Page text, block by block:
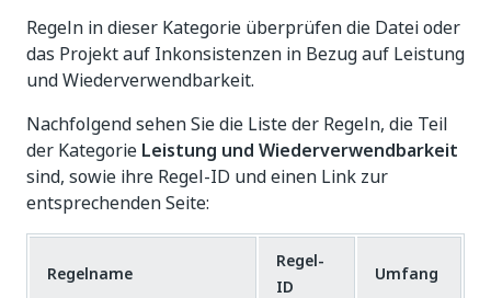
Regeln in dieser Kategorie überprüfen die Datei oder
das Projekt auf Inkonsistenzen in Bezug auf Leistung
und Wiederverwendbarkeit.
Nachfolgend sehen Sie die Liste der Regeln, die Teil
der Kategorie Leistung und Wiederverwendbarkeit
sind, sowie ihre Regel-ID und einen Link zur
entsprechenden Seite:
Regelname
Regel-
ID
Umfang